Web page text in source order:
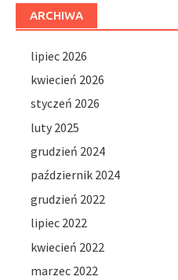
ARCHIWA
lipiec 2026
kwiecień 2026
styczeń 2026
luty 2025
grudzień 2024
październik 2024
grudzień 2022
lipiec 2022
kwiecień 2022
marzec 2022